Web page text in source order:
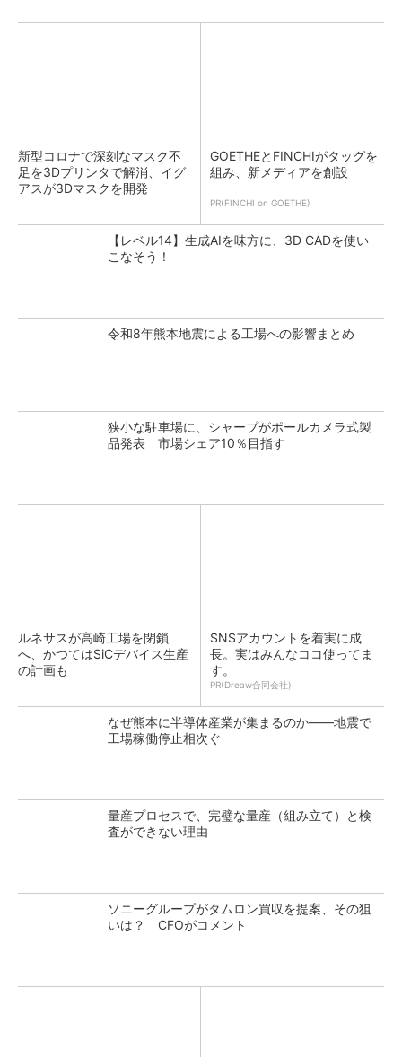
新型コロナで深刻なマスク不
足を3Dプリンタで解消、イグ
アスが3Dマスクを開発
GOETHEとFINCHIがタッグを
組み、新メディアを創設
PR(FINCHI on GOETHE)
【レベル14】生成AIを味方に、3D CADを使い
こなそう！
令和8年熊本地震による工場への影響まとめ
狭小な駐車場に、シャープがポールカメラ式製
品発表 市場シェア10％目指す
ルネサスが高崎工場を閉鎖
へ、かつてはSiCデバイス生産
の計画も
SNSアカウントを着実に成
長。実はみんなココ使ってま
す。
PR(Dreaw合同会社)
なぜ熊本に半導体産業が集まるのか――地震で
工場稼働停止相次ぐ
量産プロセスで、完璧な量産（組み立て）と検
査ができない理由
ソニーグループがタムロン買収を提案、その狙
いは？ CFOがコメント